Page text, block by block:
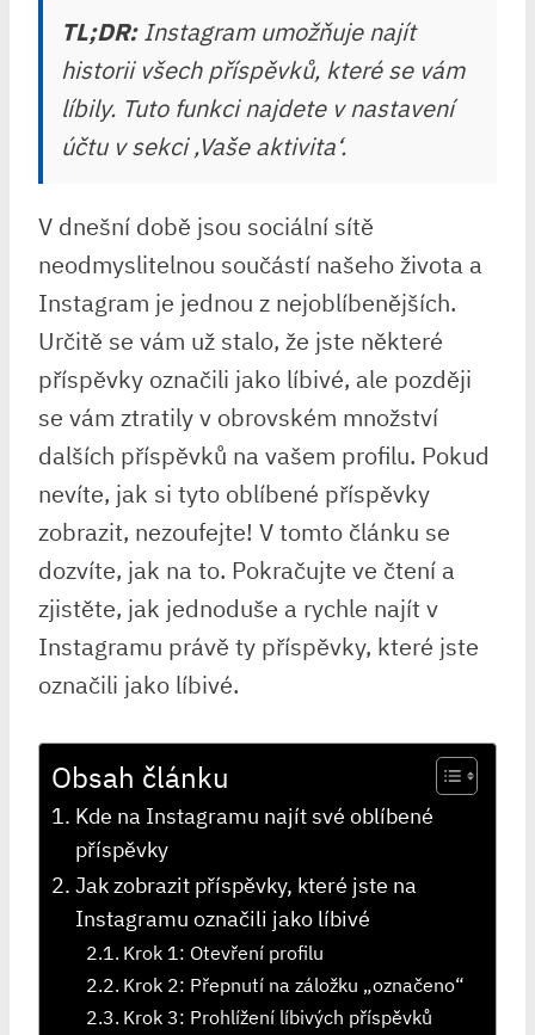
TL;DR:Instagram umožňuje najít
historii všech příspěvků, které se vám
líbily. Tuto funkci najdete v nastavení
účtu v sekci ‚Vaše aktivita‘.
V dnešní době jsou sociální sítě
neodmyslitelnou součástí našeho života a
Instagram je jednou z nejoblíbenějších.
Určitě se vám už stalo, že jste některé
příspěvky označili jako líbivé, ale později
se vám ztratily v obrovském množství
dalších příspěvků na vašem profilu. Pokud
nevíte, jak si tyto oblíbené příspěvky
zobrazit, nezoufejte! V tomto článku se
dozvíte, jak na to. Pokračujte ve čtení a
zjistěte, jak jednoduše a rychle najít v
Instagramu právě ty příspěvky, které jste
označili jako líbivé.
Obsah článku
Kde na Instagramu najít své oblíbené
příspěvky
Jak zobrazit příspěvky, které jste na
Instagramu označili jako líbivé
Krok 1: Otevření profilu
Krok 2: Přepnutí na záložku „označeno“
Krok 3: Prohlížení líbivých příspěvků